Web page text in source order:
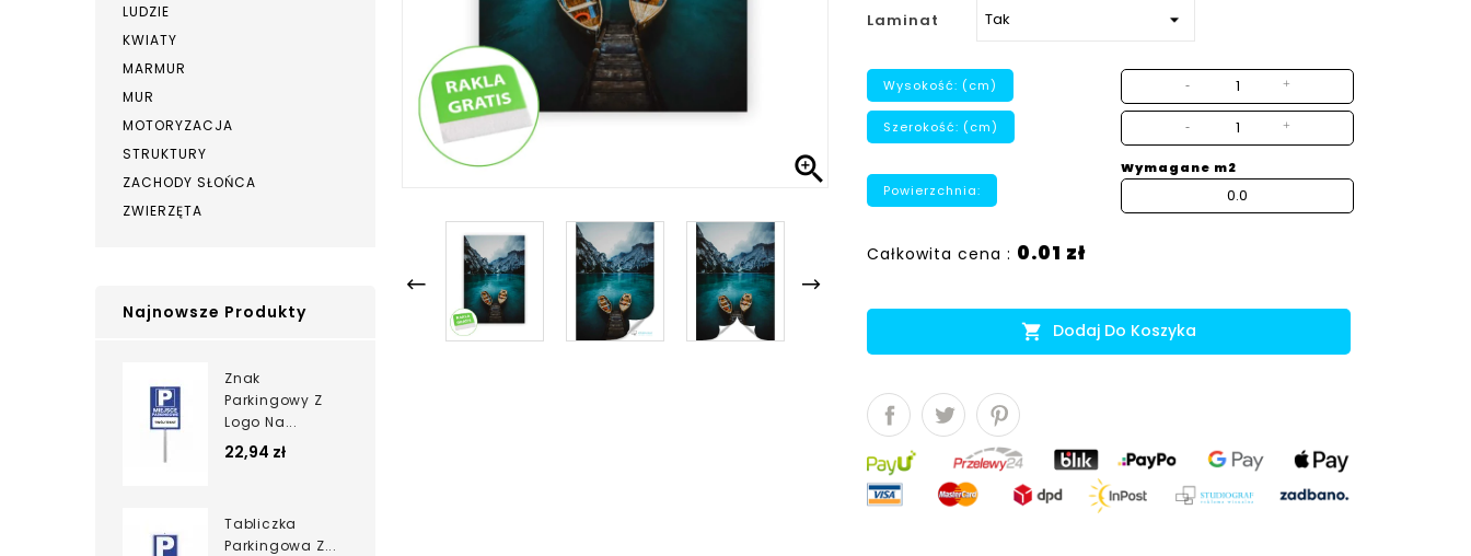
LUDZIE
KWIATY
MARMUR
MUR
MOTORYZACJA
STRUKTURY
ZACHODY SŁOŃCA
ZWIERZĘTA
Najnowsze Produkty
Znak
Parkingowy Z
Logo Na...
22,94 zł
Tabliczka
Parkingowa Z...

Laminat
Wysokość: (cm) - +
Szerokość: (cm) - +
Powierzchnia:
Wymagane m2
Całkowita cena : 0.01 zł
 Dodaj Do Koszyka